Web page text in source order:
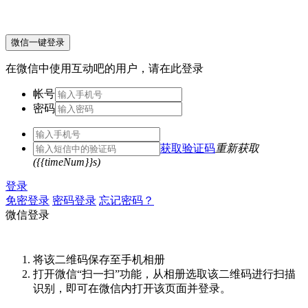
微信一键登录
在微信中使用互动吧的用户，请在此登录
帐号
密码
获取验证码重新获取
({{timeNum}}s)
登录
免密登录 密码登录 忘记密码？
微信登录
将该二维码保存至手机相册
打开微信“扫一扫”功能，从相册选取该二维码进行扫描
识别，即可在微信内打开该页面并登录。